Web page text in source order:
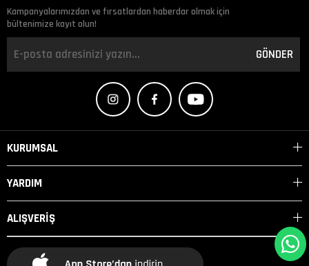
Kampanyalarımızdan ve fırsatlardan haberdar olmak için
bültenimize kayıt olun!
GÖNDER
KURUMSAL
YARDIM
ALIŞVERİŞ